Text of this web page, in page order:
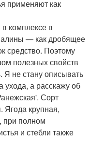
применяют как
комплексе в
— как дробящее
средство. Поэтому
полезных свойств
Я не стану описывать
ухода, а расскажу об
Сорт
Ягода крупная,
при полном
и стебли также